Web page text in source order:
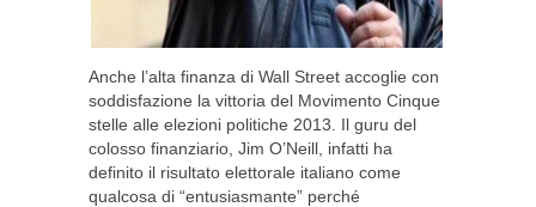
Anche l’alta finanza di Wall Street accoglie con
soddisfazione la vittoria del Movimento Cinque
stelle alle elezioni politiche 2013. Il guru del
colosso finanziario, Jim O’Neill, infatti ha
definito il risultato elettorale italiano come
qualcosa di “entusiasmante” perché